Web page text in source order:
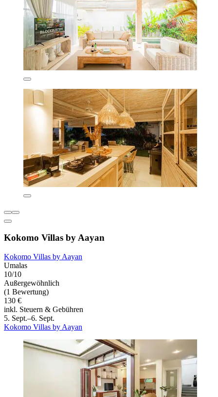
Kokomo Villas by Aayan
Kokomo Villas by Aayan
Umalas
10/10
Außergewöhnlich
(1 Bewertung)
130 €
inkl. Steuern & Gebühren
5. Sept.–6. Sept.
Kokomo Villas by Aayan